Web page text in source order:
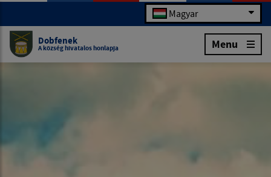
Magyar
Dobfenek
A község hivatalos honlapja Menu